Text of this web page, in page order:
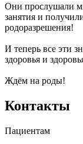
Они прослушали
занятия и
родоразрешения!
И теперь все эти
здоровья и
Ждём на роды!
Контакты
Пациентам